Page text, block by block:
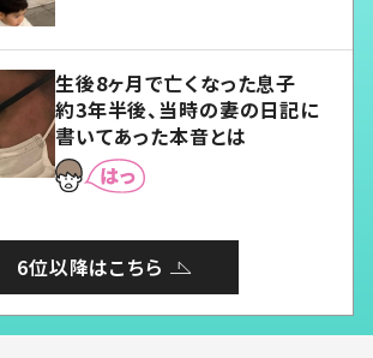
生後8ヶ月で亡くなった息子
約3年半後、当時の妻の日記に
書いてあった本音とは
6位以降はこちら